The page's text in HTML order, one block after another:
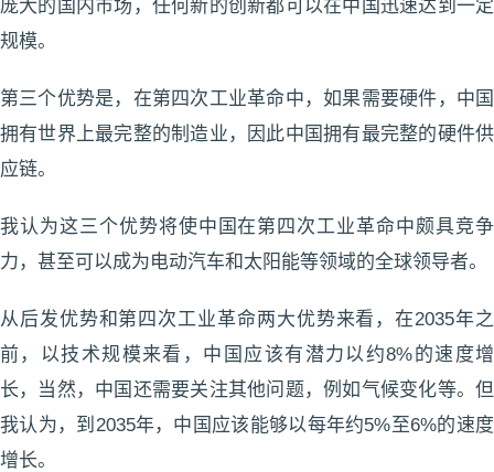
庞大的国内市场，任何新的创新都可以在中国迅速达到一定
规模。
第三个优势是，在第四次工业革命中，如果需要硬件，中国
拥有世界上最完整的制造业，因此中国拥有最完整的硬件供
应链。
我认为这三个优势将使中国在第四次工业革命中颇具竞争
力，甚至可以成为电动汽车和太阳能等领域的全球领导者。
从后发优势和第四次工业革命两大优势来看，在2035年之
前，以技术规模来看，中国应该有潜力以约8%的速度增
长，当然，中国还需要关注其他问题，例如气候变化等。但
我认为，到2035年，中国应该能够以每年约5%至6%的速度
增长。